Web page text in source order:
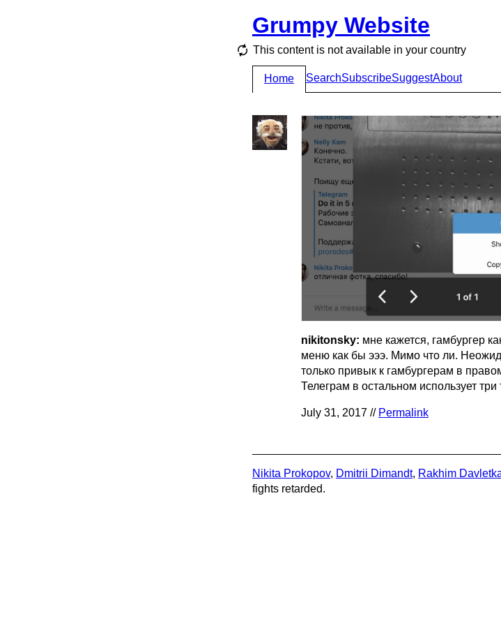
Grumpy Website
This content is not available in your country
Home SearchSubscribeSuggestAbout
nikitonsky: мне кажется, гамбургер
меню как бы эээ. Мимо что ли.
только привык к гамбургерам в
Телеграм в остальном использует
July 31, 2017 // Permalink
Nikita Prokopov, Dmitrii Dimandt, Rakhim
fights retarded.